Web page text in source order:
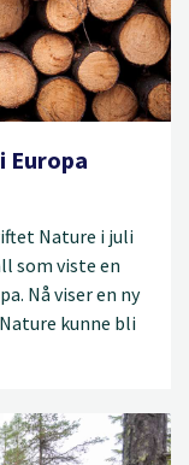
Europa
Nature i juli
som viste en
Nå viser en ny
kunne bli